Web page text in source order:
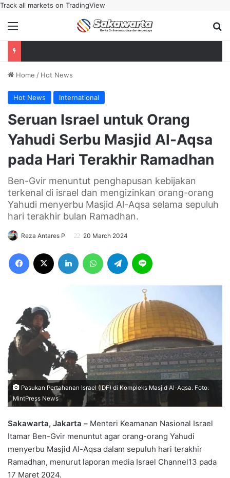
Track all markets on TradingView
Menu
Home / Hot News
Hot News International
Seruan Israel untuk Orang
Yahudi Serbu Masjid Al-Aqsa
pada Hari Terakhir Ramadhan
Ben-Gvir menuntut penghapusan kebijakan
terkenal di israel dan mengizinkan orang-orang
Yahudi menyerbu Masjid Al-Aqsa selama sepuluh
hari terakhir bulan Ramadhan.
Reza Antares P 20 March 2024
Facebook LinkedIn WhatsAppTelegram
Pasukan Pertahanan Israel (IDF) di Kompleks Masjid Al-Aqsa. Foto:
MintPress News
Sakawarta, Jakarta – Menteri Keamanan Nasional Israel
Itamar Ben-Gvir menuntut agar orang-orang Yahudi
menyerbu Masjid Al-Aqsa dalam sepuluh hari terakhir
Ramadhan, menurut laporan media Israel Channel13 pada
17 Maret 2024.